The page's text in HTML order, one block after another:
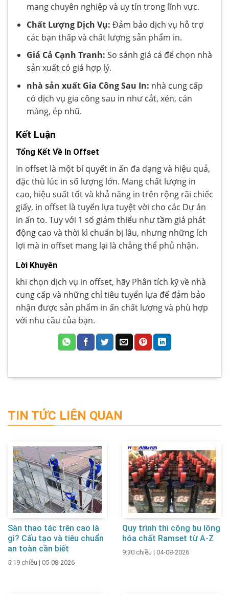
mang chuyên nghiệp và uy tín trong lĩnh vực.
Chất Lượng Dịch Vụ: Đảm bảo dịch vụ hỗ trợ
các bạn thấp và chất lượng sản phẩm in.
Giá Cả Cạnh Tranh: So sánh giá cả để chọn nhà
sản xuất có giá hợp lý.
nhà sản xuất Gia Công Sau In: nhà cung cấp
có dịch vụ gia công sau in như cắt, xén, cán
màng, ép nhũ.
Kết Luận
Tổng Kết Về In Offset
In offset là một bí quyết in ấn đa dạng và hiệu quả,
đặc thù lúc in số lượng lớn. Mang chất lượng in
cao, hiệu suất tốt và khả năng in trên rộng rãi chiếc
giấy, in offset là tuyển lựa tuyệt vời cho các Dự án
in ấn to. Tuy với 1 số giảm thiểu như tầm giá phát
động cao và thời kì chuẩn bị lâu, nhưng những ích
lợi mà in offset mang lại là chẳng thể phủ nhận.
Lời Khuyên
khi chọn dịch vụ in offset, hãy Phân tích kỹ về nhà
cung cấp và những chỉ tiêu tuyển lựa để đảm bảo
nhận được sản phẩm in ấn chất lượng và phù hợp
với nhu cầu của bạn.
TIN TỨC LIÊN QUAN
Sàn thao tác trên cao là
gì? Cấu tạo và tiêu chuẩn
an toàn cần biết
5:19 chiều | 05-08-2026
Quy trình thi công bu lông
hóa chất Ramset từ A-Z
9:30 chiều | 04-08-2026